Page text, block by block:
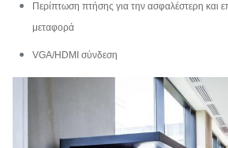
Περίπτωση πτήσης για την ασφαλέστερη και
μεταφορά
VGA/HDMI σύνδεση